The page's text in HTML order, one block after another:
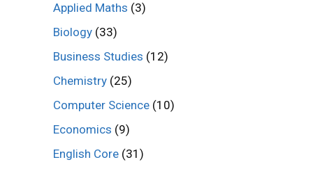
Applied Maths (3)
Biology (33)
Business Studies (12)
Chemistry (25)
Computer Science (10)
Economics (9)
English Core (31)